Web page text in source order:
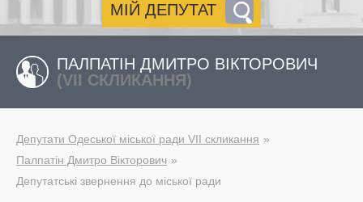
МІЙ ДЕПУТАТ
ПАЛПАТІН ДМИТРО ВІКТОРОВИЧ
(VII СКЛИКАННЯ)
Депутати Одеської міської ради VII скликання
Палпатін Дмитро Вікторович
Депутатські звернення до міської ради